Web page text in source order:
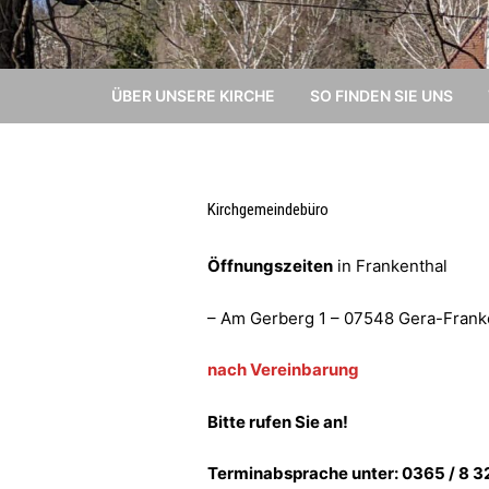
ÜBER UNSERE KIRCHE SO FINDEN SIE UNS
Kirchgemeindebüro
Öffnungszeiten in Frankenthal
– Am Gerberg 1 – 07548 Gera-
nach Vereinbarung
Bitte rufen Sie an!
Terminabsprache unter: 0365 / 8